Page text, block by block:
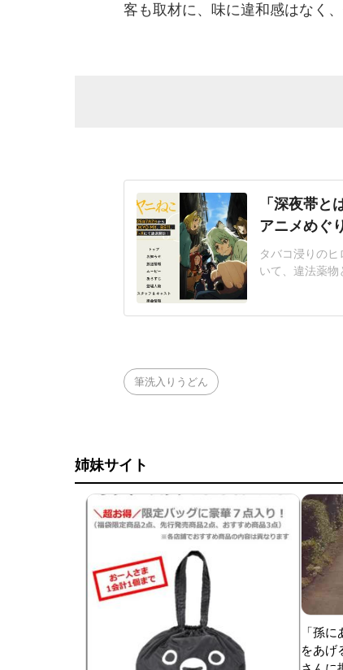
客も取材に、味に違和感はなく
「深夜帯
アニメめぐ
タバコ浸りの
いて、違法薬
的意見があっ
「紛らわしい
筆洗入りうどん
姉妹サイト
「孫
をあげ